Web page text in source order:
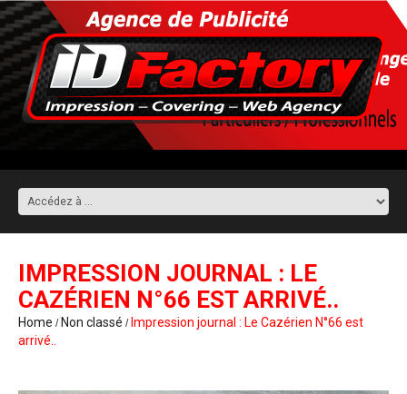
IMPRESSION JOURNAL : LE
CAZÉRIEN N°66 EST ARRIVÉ..
Home Non classé
Impression journal : Le Cazérien N°66 est
arrivé..